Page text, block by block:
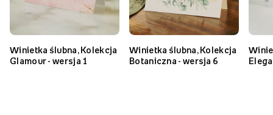
Winietka ślubna, Kolekcja
Glamour - wersja 1
Winietka ślubna, Kolekcja
Botaniczna - wersja 6